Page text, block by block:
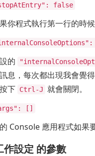
false
你程式執行第一行的時
的
息，每次都出現我會覺
下 Ctrl-J 就會關閉。
[]
Console 應用程式如果
作設定 的參數